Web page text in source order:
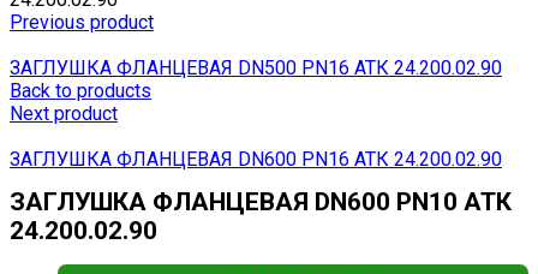
Previous product
ЗАГЛУШКА ФЛАНЦЕВАЯ DN500 PN16 АТК 24.200.02.90
Back to products
Next product
ЗАГЛУШКА ФЛАНЦЕВАЯ DN600 PN16 АТК 24.200.02.90
ЗАГЛУШКА ФЛАНЦЕВАЯ DN600 PN10 АТК
24.200.02.90